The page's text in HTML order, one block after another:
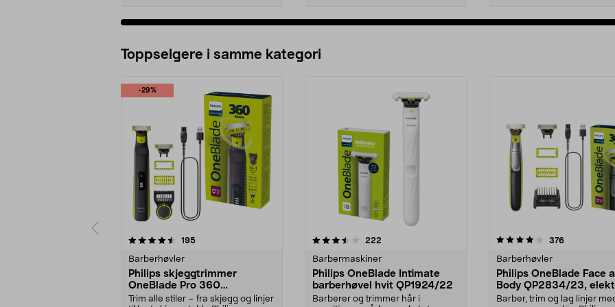
Toppselgere i samme kategori
-29%
195anmeldelser
Barberhøvler
Philips skjeggtrimmer
OneBlade Pro 360
QP6507/23
Trim alle stiler – fra skjegg og linjer
3.5 av 5 stjerner 222
Barbermaskiner
Philips OneBlade Intimate
barberhøvel hvit QP1924/22
Barberer og trimmer hår i
4.0 av 5 stjerner 376anmeldelser
Barberhøvler
Philips OneBlade Face
Body QP2834/23,
barberhøvel
Barber, trim og lag linjer
4.0 av 5 stjerner